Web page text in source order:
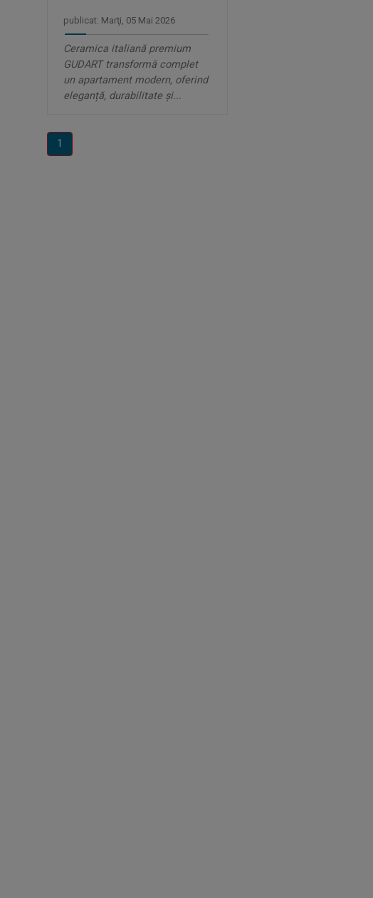
publicat: Marţi, 05 Mai 2026
Ceramica italiană premium
GUDART transformă complet
un apartament modern, oferind
eleganță, durabilitate și...
1